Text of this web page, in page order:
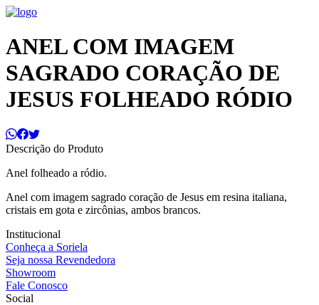
ANEL COM IMAGEM
SAGRADO CORAÇÃO DE
JESUS FOLHEADO RÓDIO
Descrição do Produto
Anel folheado a ródio.
Anel com imagem sagrado coração de Jesus em resina italiana,
cristais em gota e zircônias, ambos brancos.
Institucional
Conheça a Soriela
Seja nossa Revendedora
Showroom
Fale Conosco
Social